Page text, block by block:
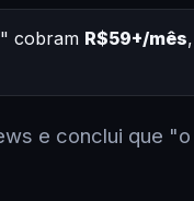
cobram R$59+/mês
e conclui que